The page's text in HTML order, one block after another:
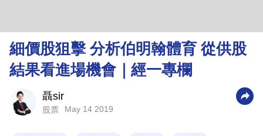
理
財
商
科
細價股狙擊 分析伯明翰體育 從供股
結果看進場機會｜經一專欄
聶sir
股票 May 14 2019